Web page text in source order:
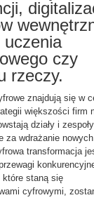
uczenia
czy
rzeczy.
znajdują się w
większości firm
działy i zespoły
za wdrażanie nowych
transformacja
staną się
cyfrowymi,